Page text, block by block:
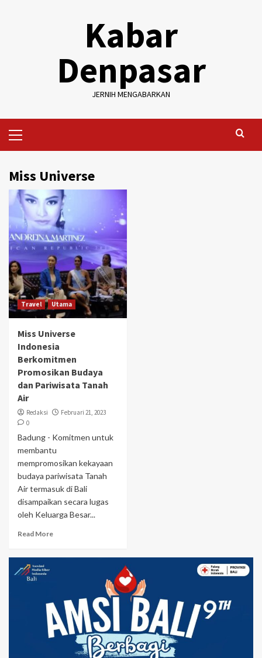
Kabar
Denpasar
JERNIH MENGABARKAN
Menu
Miss Universe
Travel Utama
Miss Universe
Indonesia
Berkomitmen
Promosikan Budaya
dan Pariwisata Tanah
Air
Redaksi
Februari 21, 2023
0
Badung - Komitmen untuk
membantu
mempromosikan kekayaan
budaya pariwisata Tanah
Air termasuk di Bali
disampaikan secara lugas
oleh Keluarga Besar...
Read More